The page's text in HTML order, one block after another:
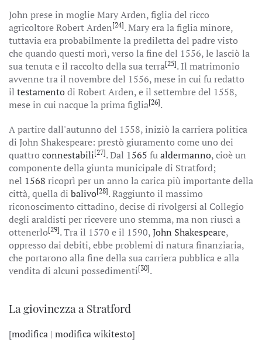
John prese in moglie Mary Arden, figlia del ricco
agricoltore Robert Arden[24]. Mary era la figlia minore,
tuttavia era probabilmente la prediletta del padre visto
che quando questi morì, verso la fine del 1556, le lasciò la
sua tenuta e il raccolto della sua terra[25]. Il matrimonio
avvenne tra il novembre del 1556, mese in cui fu redatto
il testamentodi Robert Arden, e il settembre del 1558,
mese in cui nacque la prima figlia[26].
A partire dall'autunno del 1558, iniziò la carriera politica
di John Shakespeare: prestò giuramento come uno dei
quattro connestabili[27]. Dal 1565 fualdermanno, cioè un
componente della giunta municipale di Stratford;
nel 1568 ricoprì per un anno la carica più importante della
città, quella di balivo[28]. Raggiunto il massimo
riconoscimento cittadino, decise di rivolgersi al Collegio
degli araldisti per ricevere uno stemma, ma non riuscì a
ottenerlo[29]. Tra il 1570 e il 1590,John Shakespeare,
oppresso dai debiti, ebbe problemi di natura finanziaria,
che portarono alla fine della sua carriera pubblica e alla
vendita di alcuni possedimenti[30].
La giovinezza a Stratford
[modifica | modifica wikitesto]